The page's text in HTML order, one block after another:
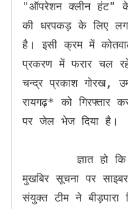
"ऑपरेशन क्लीन हंट" के
की धरपकड़ के लिए
है। इसी क्रम में
प्रकरण में फरार चल
चन्द्र प्रकाश गोरख,
रायगढ़* को गिरफ्तार
पर जेल भेज दिया है।
        ज्ञात हो कि दिनांक 25.05.2026 को
मुखबिर सूचना पर
संयुक्त टीम ने